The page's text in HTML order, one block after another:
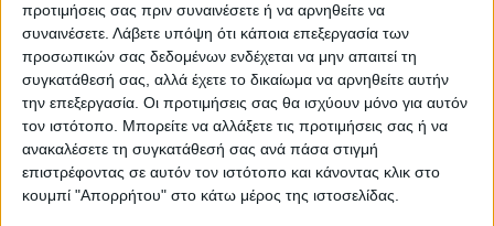
προτιμήσεις σας πριν συναινέσετε ή να αρνηθείτε να
συναινέσετε. Λάβετε υπόψη ότι κάποια επεξεργασία των
προσωπικών σας δεδομένων ενδέχεται να μην απαιτεί τη
συγκατάθεσή σας, αλλά έχετε το δικαίωμα να αρνηθείτε αυτήν
την επεξεργασία. Οι προτιμήσεις σας θα ισχύουν μόνο για αυτόν
τον ιστότοπο. Μπορείτε να αλλάξετε τις προτιμήσεις σας ή να
ανακαλέσετε τη συγκατάθεσή σας ανά πάσα στιγμή
επιστρέφοντας σε αυτόν τον ιστότοπο και κάνοντας κλικ στο
κουμπί "Απορρήτου" στο κάτω μέρος της ιστοσελίδας.
VIDEO ΤΗΣ ΘΕΣΣΑΛΙΑΣ
Ρήξη στις λαϊκές αγορές